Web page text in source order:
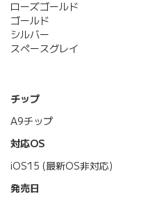
ローズゴールド
ゴールド
シルバー
スペースグレイ
チップ
A9チップ
対応OS
iOS15 (最新OS非対応)
発売日